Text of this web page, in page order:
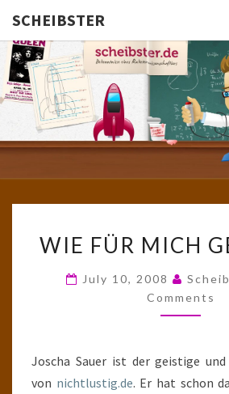
SCHEIBSTER
FÜR
WIE FÜR MICH
July 10, 2008
Comments
Joscha Sauer ist der geistige
von nichtlustig.de. Er hat schon